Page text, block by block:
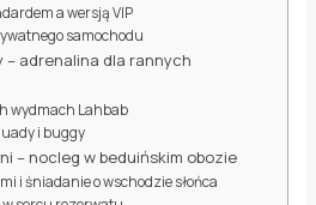
a wersją VIP
samochodu
– adrenalina dla rannych
wydmach Lahbab
i buggy
– nocleg w beduińskim obozie
i śniadanie o wschodzie słońca